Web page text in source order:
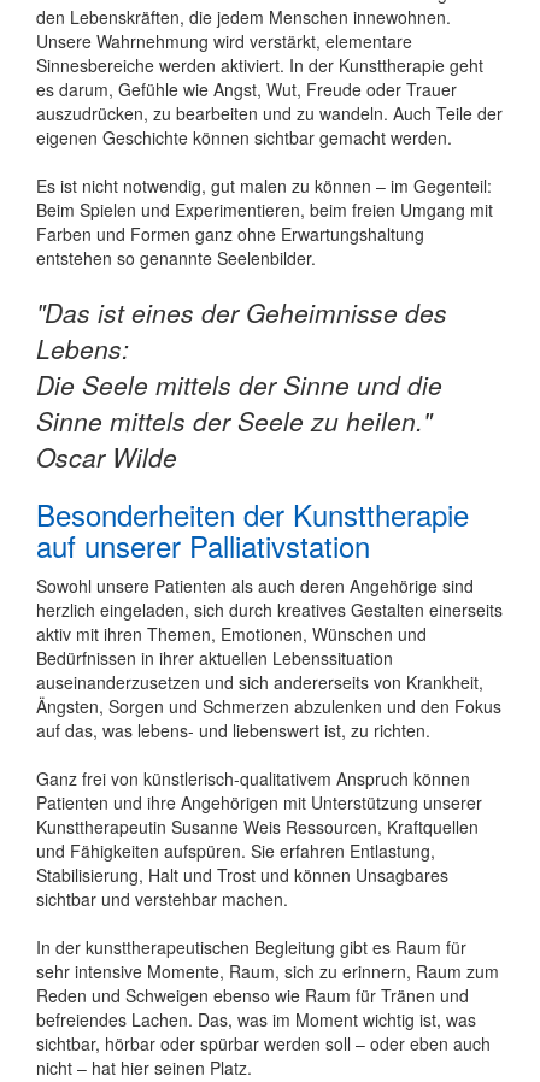
den Lebenskräften, die jedem Menschen innewohnen.
Unsere Wahrnehmung wird verstärkt, elementare
Sinnesbereiche werden aktiviert. In der Kunsttherapie geht
es darum, Gefühle wie Angst, Wut, Freude oder Trauer
auszudrücken, zu bearbeiten und zu wandeln. Auch Teile der
eigenen Geschichte können sichtbar gemacht werden.
Es ist nicht notwendig, gut malen zu können – im Gegenteil:
Beim Spielen und Experimentieren, beim freien Umgang mit
Farben und Formen ganz ohne Erwartungshaltung
entstehen so genannte Seelenbilder.
"Das ist eines der Geheimnisse des
Lebens:
Die Seele mittels der Sinne und die
Sinne mittels der Seele zu heilen."
Oscar Wilde
Besonderheiten der Kunsttherapie
auf unserer Palliativstation
Sowohl unsere Patienten als auch deren Angehörige sind
herzlich eingeladen, sich durch kreatives Gestalten einerseits
aktiv mit ihren Themen, Emotionen, Wünschen und
Bedürfnissen in ihrer aktuellen Lebenssituation
auseinanderzusetzen und sich andererseits von Krankheit,
Ängsten, Sorgen und Schmerzen abzulenken und den Fokus
auf das, was lebens- und liebenswert ist, zu richten.
Ganz frei von künstlerisch-qualitativem Anspruch können
Patienten und ihre Angehörigen mit Unterstützung unserer
Kunsttherapeutin Susanne Weis Ressourcen, Kraftquellen
und Fähigkeiten aufspüren. Sie erfahren Entlastung,
Stabilisierung, Halt und Trost und können Unsagbares
sichtbar und verstehbar machen.
In der kunsttherapeutischen Begleitung gibt es Raum für
sehr intensive Momente, Raum, sich zu erinnern, Raum zum
Reden und Schweigen ebenso wie Raum für Tränen und
befreiendes Lachen. Das, was im Moment wichtig ist, was
sichtbar, hörbar oder spürbar werden soll – oder eben auch
nicht – hat hier seinen Platz.